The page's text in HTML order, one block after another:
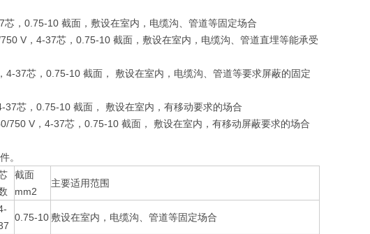
芯，0.75-10 截面，敷设在室内，电缆沟、管道等固定场合
V，4-37芯，0.75-10 截面，敷设在室内，电缆沟、管道直埋等能承受
37芯，0.75-10 截面， 敷设在室内，电缆沟、管道等要求屏蔽的固定
37芯，0.75-10 截面， 敷设在室内，有移动要求的场合
750 V，4-37芯，0.75-10 截面， 敷设在室内，有移动屏蔽要求的场合
。
截面
mm2
主要适用范围
0.75-10 敷设在室内，电缆沟、管道等固定场合